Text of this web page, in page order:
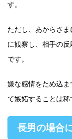
す。
ただし、あからさ
に観察し、相手の
です。
嫌な感情をため込
て嫉妬することは稀
長男の場合